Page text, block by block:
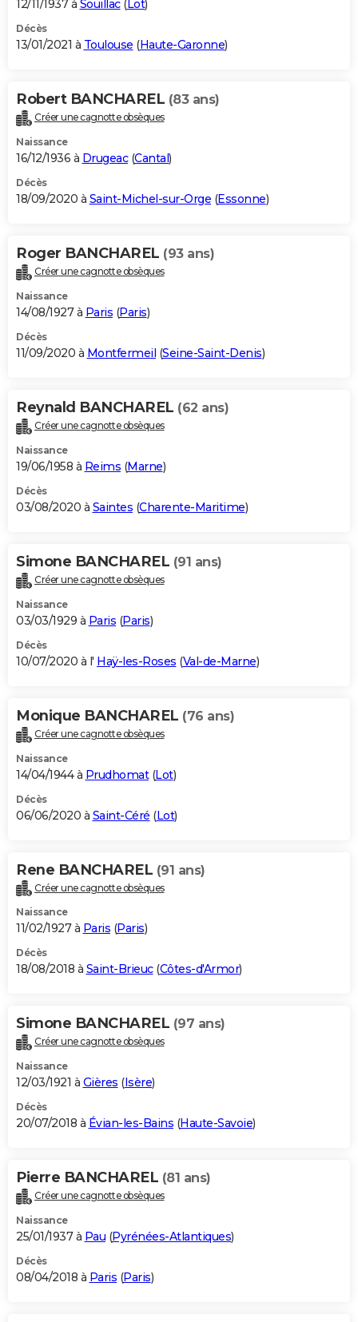
12/11/1937 à Souillac( Lot)
Décès
13/01/2021 à Toulouse (Haute-Garonne)
Robert BANCHAREL (83 ans)
Créer une cagnotte obsèques
Naissance
16/12/1936 à Drugeac(Cantal)
Décès
18/09/2020 à Saint-Michel-sur-Orge (Essonne)
Roger BANCHAREL (93 ans)
Créer une cagnotte obsèques
Naissance
14/08/1927 à Paris (Paris)
Décès
11/09/2020 à Montfermeil (Seine-Saint-Denis)
Reynald BANCHAREL (62 ans)
Créer une cagnotte obsèques
Naissance
19/06/1958 à Reims (Marne)
Décès
03/08/2020 à Saintes (Charente-Maritime)
Simone BANCHAREL (91 ans)
Créer une cagnotte obsèques
Naissance
03/03/1929 à Paris (Paris)
Décès
10/07/2020 à l' Haÿ-les-Roses (Val-de-Marne)
Monique BANCHAREL (76 ans)
Créer une cagnotte obsèques
Naissance
14/04/1944 à Prudhomat(Lot)
Décès
06/06/2020 à Saint-Céré (Lot)
Rene BANCHAREL (91 ans)
Créer une cagnotte obsèques
Naissance
11/02/1927 à Paris (Paris)
Décès
18/08/2018 à Saint-Brieuc(Côtes-d'Armor)
Simone BANCHAREL (97 ans)
Créer une cagnotte obsèques
Naissance
12/03/1921 à Gières (Isère)
Décès
20/07/2018 à Évian-les-Bains (Haute-Savoie)
Pierre BANCHAREL (81 ans)
Créer une cagnotte obsèques
Naissance
25/01/1937 à Pau (Pyrénées-Atlantiques)
Décès
08/04/2018 à Paris (Paris)